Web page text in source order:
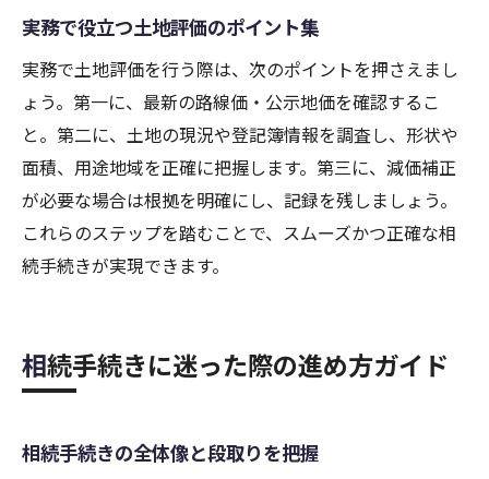
実務で役立つ土地評価のポイント集
実務で土地評価を行う際は、次のポイントを押さえまし
ょう。第一に、最新の路線価・公示地価を確認するこ
と。第二に、土地の現況や登記簿情報を調査し、形状や
面積、用途地域を正確に把握します。第三に、減価補正
が必要な場合は根拠を明確にし、記録を残しましょう。
これらのステップを踏むことで、スムーズかつ正確な相
続手続きが実現できます。
相続手続きに迷った際の進め方ガイド
相続手続きの全体像と段取りを把握